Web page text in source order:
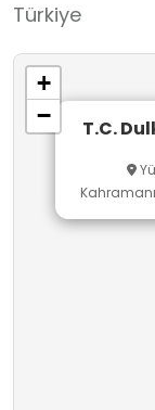
Türkiye
T.C.
+
−